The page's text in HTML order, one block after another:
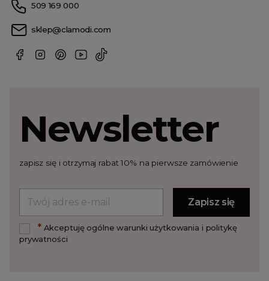
509 169 000
sklep@clamodi.com
Newsletter
zapisz się i otrzymaj rabat 10% na pierwsze zamówienie
*Akceptuję ogólne warunki użytkowania i politykę
prywatności